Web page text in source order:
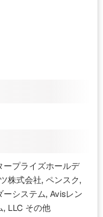
ープライズホールデ
株式会社, ペンスク,
ーシステム, Avisレン
, LLC その他